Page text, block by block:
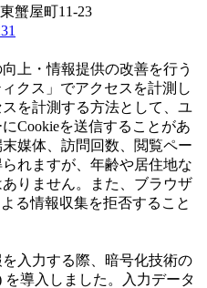
蟹屋町11-23
上・情報提供の改善を行う
クス」でアクセスを計測し
を計測する方法として、ユ
Cookieを送信することがあ
媒体、訪問回数、閲覧ペー
れますが、年齢や居住地な
りません。また、ブラウザ
る情報収集を拒否すること
入力する際、暗号化技術の
を導入しました。入力データ